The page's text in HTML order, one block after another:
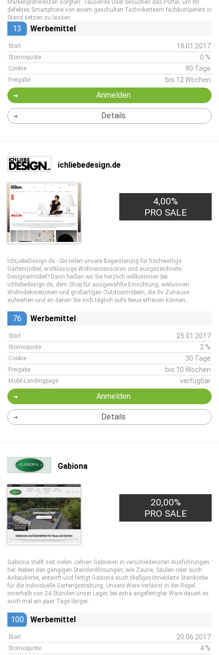
Markenpräferenzen sorgten. Tausende User besuchen das Portal, um Ihr
defektes Smartphone von einem geschulten Technikerteam fachkompetent in
Stand setzen zu lassen.
13 Werbemittel
Start 18.01.2017
Stornoquote 0 %
Cookie 90 Tage
Freigabe bis 12 Wochen
Anmelden
Details
ichliebedesign.de
4,00%
PRO SALE
IchLiebeDesign.de - Sie teilen unsere Begeisterung für hochwertige
Gartenmöbel, erstklassige Wohnaccessoires und ausgezeichnete
Designermöbel? Dann heißen wir Sie herzlich willkommen bei
ichliebedesign.de, dem Shop für ausgewählte Einrichtung, exklusiven
Wohndekorationen und großartigen Outdoormöbeln, die Ihr Zuhause
aufwerten und an denen Sie sich täglich aufs Neue erfreuen können.
76 Werbemittel
Start 25.01.2017
Stornoquote 2 %
Cookie 30 Tage
Freigabe bis 10 Wochen
Mobil-Landingpage verfügbar
Anmelden
Details
Gabiona
2,50€
PRO LEAD
20,00%
PRO SALE
Gabiona stellt seit vielen Jahren Gabionen in verschiedensten Ausführungen
her. Neben den gängigen Standardlösungen, wie Zäune, Säulen oder auch
Anbaukörbe, entwirft und fertigt Gabiona auch Maßgeschneiderte Steinkörbe
für die individuelle Gartengestaltung. Unsere Ware verlässt in der Regel
innerhalb von 24 Stunden unser Lager, bei extra angefertigter Ware dauert es
auch mal ein paar Tage länger.
100 Werbemittel
Start 20.06.2017
Stornoquote 4 %